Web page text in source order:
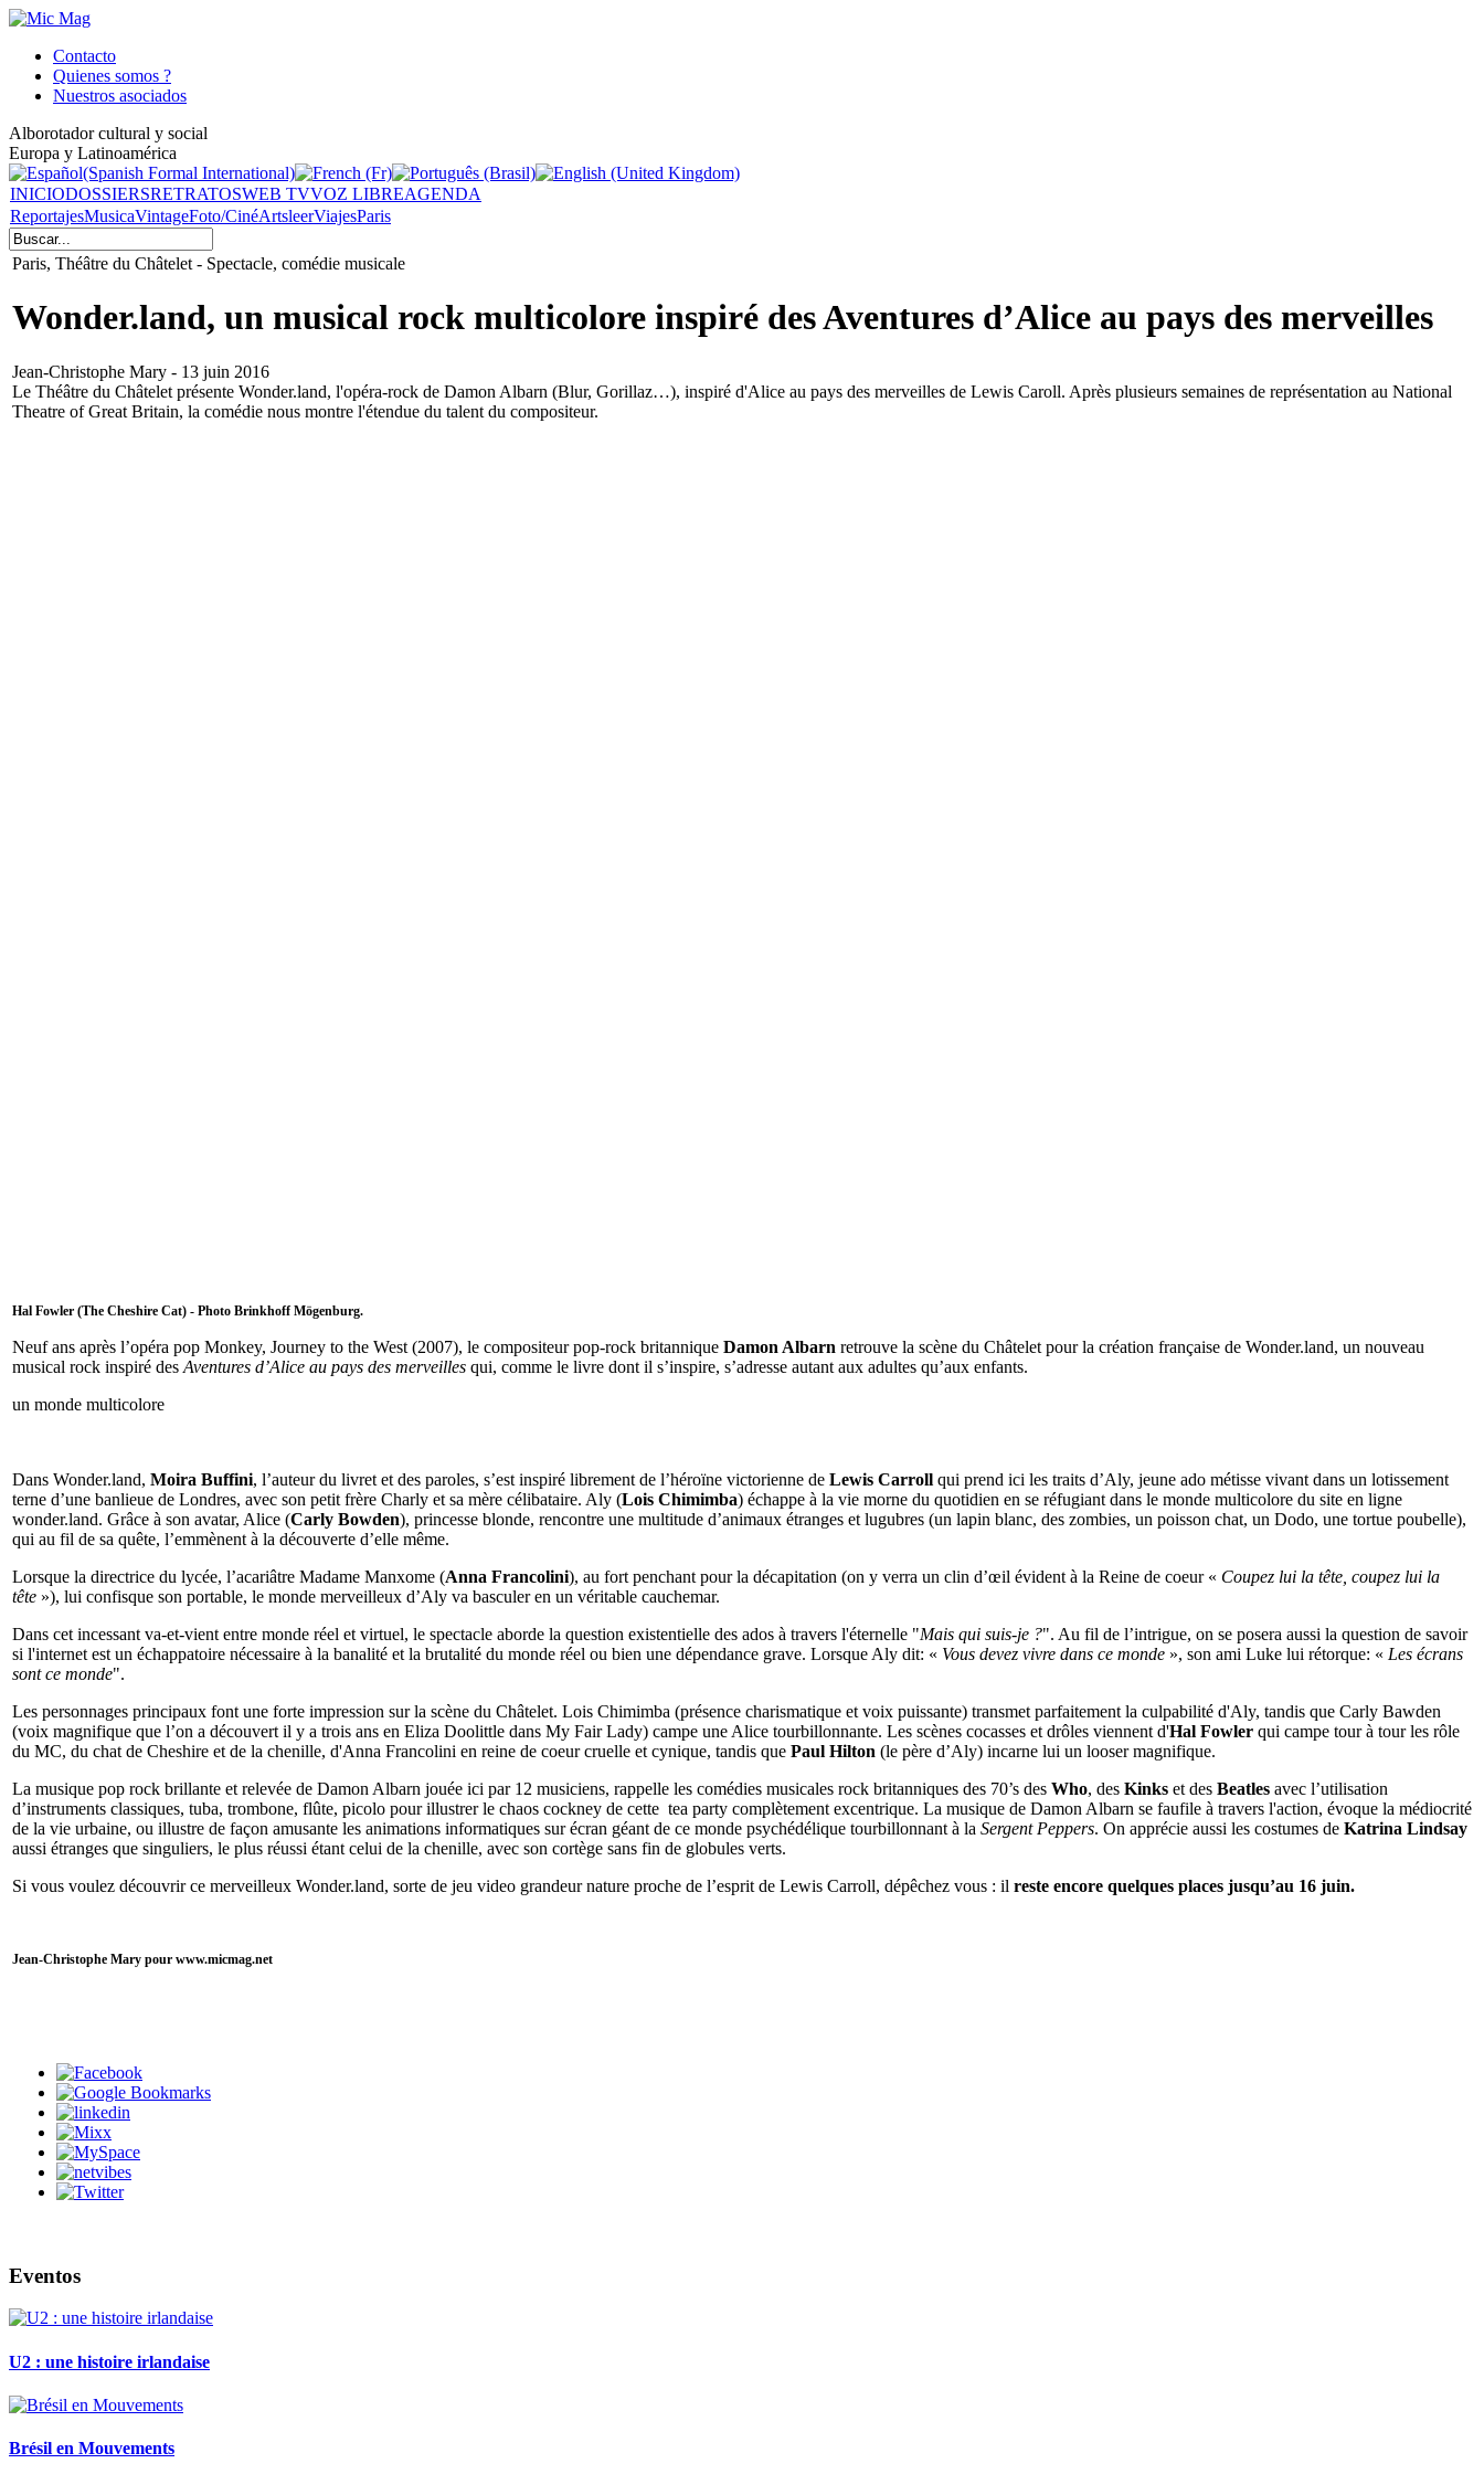
Contacto
Quienes somos ?
Nuestros asociados
Alborotador cultural y social
Europa y Latinoamérica
INICIODOSSIERSRETRATOSWEB TVVOZ LIBREAGENDA
ReportajesMusicaVintageFoto/CinéArtsleerViajesParis
Paris, Théâtre du Châtelet - Spectacle, comédie musicale
Wonder.land, un musical rock multicolore inspiré des Aventures d’Alice au pays des merveilles
Jean-Christophe Mary - 13 juin 2016
Le Théâtre du Châtelet présente Wonder.land, l'opéra-rock de Damon Albarn (Blur, Gorillaz…), inspiré d'Alice au pays des merveilles de Lewis Caroll. Après plusieurs semaines de représentation au National
Theatre of Great Britain, la comédie nous montre l'étendue du talent du compositeur.
Hal Fowler (The Cheshire Cat) - Photo Brinkhoff Mögenburg.
Neuf ans après l’opéra pop Monkey, Journey to the West (2007), le compositeur pop-rock britannique Damon Albarn retrouve la scène du Châtelet pour la création française de Wonder.land, un nouveau
musical rock inspiré des Aventures d’Alice au pays des merveilles qui, comme le livre dont il s’inspire, s’adresse autant aux adultes qu’aux enfants.
un monde multicolore
Dans Wonder.land, Moira Buffini, l’auteur du livret et des paroles, s’est inspiré librement de l’héroïne victorienne de Lewis Carroll qui prend ici les traits d’Aly, jeune ado métisse vivant dans un lotissement
terne d’une banlieue de Londres, avec son petit frère Charly et sa mère célibataire. Aly (Lois Chimimba) échappe à la vie morne du quotidien en se réfugiant dans le monde multicolore du site en ligne
wonder.land. Grâce à son avatar, Alice (Carly Bowden), princesse blonde, rencontre une multitude d’animaux étranges et lugubres (un lapin blanc, des zombies, un poisson chat, un Dodo, une tortue poubelle),
qui au fil de sa quête, l’emmènent à la découverte d’elle même.
Lorsque la directrice du lycée, l’acariâtre Madame Manxome (Anna Francolini), au fort penchant pour la décapitation (on y verra un clin d’œil évident à la Reine de coeur « Coupez lui la tête, coupez lui la
tête »), lui confisque son portable, le monde merveilleux d’Aly va basculer en un véritable cauchemar.
Dans cet incessant va-et-vient entre monde réel et virtuel, le spectacle aborde la question existentielle des ados à travers l'éternelle "Mais qui suis-je ?". Au fil de l’intrigue, on se posera aussi la question de savoir
si l'internet est un échappatoire nécessaire à la banalité et la brutalité du monde réel ou bien une dépendance grave. Lorsque Aly dit: « Vous devez vivre dans ce monde », son ami Luke lui rétorque: « Les écrans
sont ce monde".
Les personnages principaux font une forte impression sur la scène du Châtelet. Lois Chimimba (présence charismatique et voix puissante) transmet parfaitement la culpabilité d'Aly, tandis que Carly Bawden
(voix magnifique que l’on a découvert il y a trois ans en Eliza Doolittle dans My Fair Lady) campe une Alice tourbillonnante. Les scènes cocasses et drôles viennent d'Hal Fowler qui campe tour à tour les rôle
du MC, du chat de Cheshire et de la chenille, d'Anna Francolini en reine de coeur cruelle et cynique, tandis que Paul Hilton (le père d’Aly) incarne lui un looser magnifique.
La musique pop rock brillante et relevée de Damon Albarn jouée ici par 12 musiciens, rappelle les comédies musicales rock britanniques des 70’s des Who, des Kinks et des Beatles avec l’utilisation
d’instruments classiques, tuba, trombone, flûte, picolo pour illustrer le chaos cockney de cette tea party complètement excentrique. La musique de Damon Albarn se faufile à travers l'action, évoque la médiocrité
de la vie urbaine, ou illustre de façon amusante les animations informatiques sur écran géant de ce monde psychédélique tourbillonnant à la Sergent Peppers. On apprécie aussi les costumes de Katrina Lindsay
aussi étranges que singuliers, le plus réussi étant celui de la chenille, avec son cortège sans fin de globules verts.
Si vous voulez découvrir ce merveilleux Wonder.land, sorte de jeu video grandeur nature proche de l’esprit de Lewis Carroll, dépêchez vous : il reste encore quelques places jusqu’au 16 juin.
Jean-Christophe Mary pour www.micmag.net
Eventos
U2 : une histoire irlandaise
Brésil en Mouvements